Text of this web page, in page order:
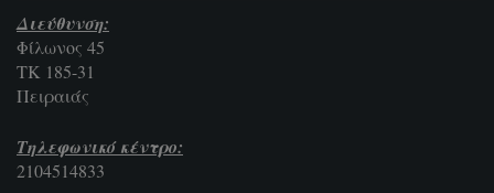
Διεύθυνση:
Φίλωνος 45
ΤΚ 185-31
Πειραιάς
Τηλεφωνικό κέντρο:
2104514833